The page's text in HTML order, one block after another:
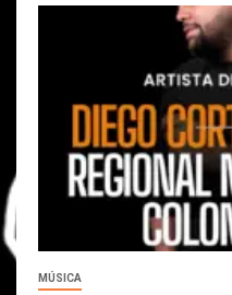
MÚSICA